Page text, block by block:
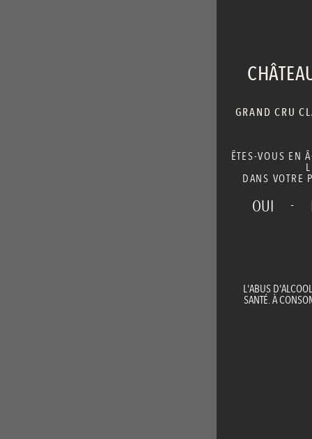
GRAND CRU
ÊTES-VOUS EN
DANS VOTRE
OUI -
L'ABUS
SANTÉ. À